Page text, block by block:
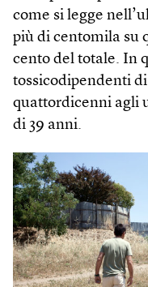
come si legge
più di centomila su
cento del totale. In
tossicodipendenti
quattordicenni agli
di 39 anni.